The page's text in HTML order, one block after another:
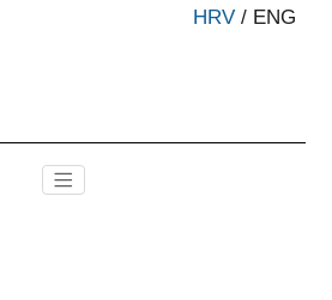
HRV / ENG